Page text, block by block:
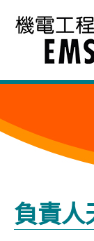
跳
內
的
始
負責人